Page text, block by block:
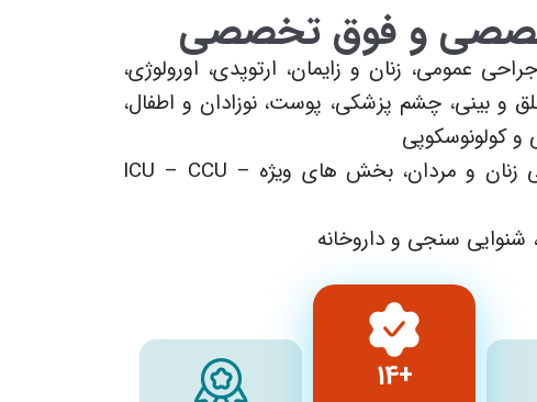
و فوق تخصصی
عمومی، زنان و زايمان، ارتوپدي، اورولوژي،
و بيني، چشم پزشكي، پوست، نوزادان و اطفال،
و كولونوسكوپی
جراحي و داخلي زنان و مردان، بخش هاي ويژه ICU – CCU –
، شنوایی سنجی و داروخانه
+14